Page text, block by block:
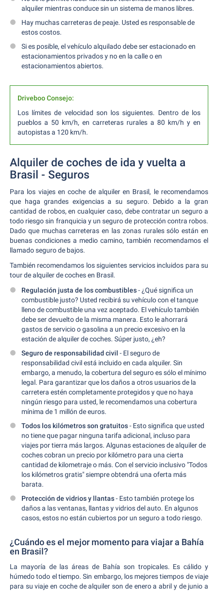
alquiler mientras conduce sin un sistema de manos libres.
Hay muchas carreteras de peaje. Usted es responsable de
estos costos.
Si es posible, el vehículo alquilado debe ser estacionado en
estacionamientos privados y no en la calle o en
estacionamientos abiertos.
Driveboo Consejo:
Los límites de velocidad son los siguientes. Dentro de los
pueblos a 50 km/h, en carreteras rurales a 80 km/h y en
autopistas a 120 km/h.
Alquiler de coches de ida y vuelta a
Brasil - Seguros
Para los viajes en coche de alquiler en Brasil, le recomendamos
que haga grandes exigencias a su seguro. Debido a la gran
cantidad de robos, en cualquier caso, debe contratar un seguro a
todo riesgo sin franquicia y un seguro de protección contra robos.
Dado que muchas carreteras en las zonas rurales sólo están en
buenas condiciones a medio camino, también recomendamos el
llamado seguro de bajos.
También recomendamos los siguientes servicios incluidos para su
tour de alquiler de coches en Brasil.
Regulación justa de los combustibles- ¿Qué significa un
combustible justo? Usted recibirá su vehículo con el tanque
lleno de combustible una vez aceptado. El vehículo también
debe ser devuelto de la misma manera. Esto le ahorrará
gastos de servicio o gasolina a un precio excesivo en la
estación de alquiler de coches. Súper justo, ¿eh?
Seguro de responsabilidad civil - El seguro de
responsabilidad civil está incluido en cada alquiler. Sin
embargo, a menudo, la cobertura del seguro es sólo el mínimo
legal. Para garantizar que los daños a otros usuarios de la
carretera estén completamente protegidos y que no haya
ningún riesgo para usted, le recomendamos una cobertura
mínima de 1 millón de euros.
Todos los kilómetros son gratuitos- Esto significa que usted
no tiene que pagar ninguna tarifa adicional, incluso para
viajes por tierra más largos. Algunas estaciones de alquiler de
coches cobran un precio por kilómetro para una cierta
cantidad de kilometraje o más. Con el servicio inclusivo "Todos
los kilómetros gratis" siempre obtendrá una oferta más
barata.
Protección de vidrios y llantas- Esto también protege los
daños a las ventanas, llantas y vidrios del auto. En algunos
casos, estos no están cubiertos por un seguro a todo riesgo.
¿Cuándo es el mejor momento para viajar a Bahía
en Brasil?
La mayoría de las áreas de Bahía son tropicales. Es cálido y
húmedo todo el tiempo. Sin embargo, los mejores tiempos de viaje
para su viaje en coche de alquiler son de enero a abril y de junio a